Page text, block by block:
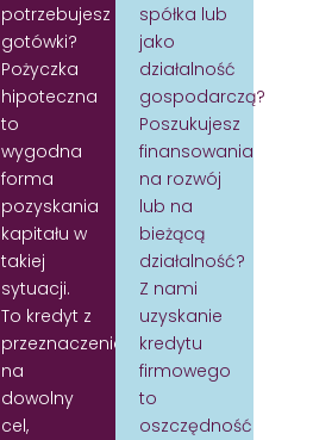
potrzebujesz
gotówki?
Pożyczka
hipoteczna
to
wygodna
forma
pozyskania
kapitału w
takiej
sytuacji.
To kredyt z
przeznaczeniem
na
dowolny
cel,
spółka lub
jako
działalność
gospodarczą?
Poszukujesz
finansowania
na rozwój
lub na
bieżącą
działalność?
Z nami
uzyskanie
kredytu
firmowego
to
oszczędność